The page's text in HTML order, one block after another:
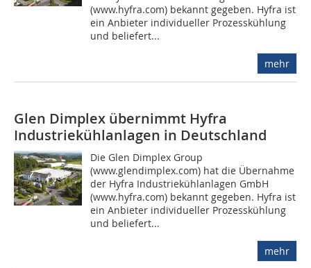
(www.hyfra.com) bekannt gegeben. Hyfra ist
ein Anbieter individueller Prozesskühlung
und beliefert...
mehr
Glen Dimplex übernimmt Hyfra
Industriekühlanlagen in Deutschland
Die Glen Dimplex Group
(www.glendimplex.com) hat die Übernahme
der Hyfra Industriekühlanlagen GmbH
(www.hyfra.com) bekannt gegeben. Hyfra ist
ein Anbieter individueller Prozesskühlung
und beliefert...
mehr